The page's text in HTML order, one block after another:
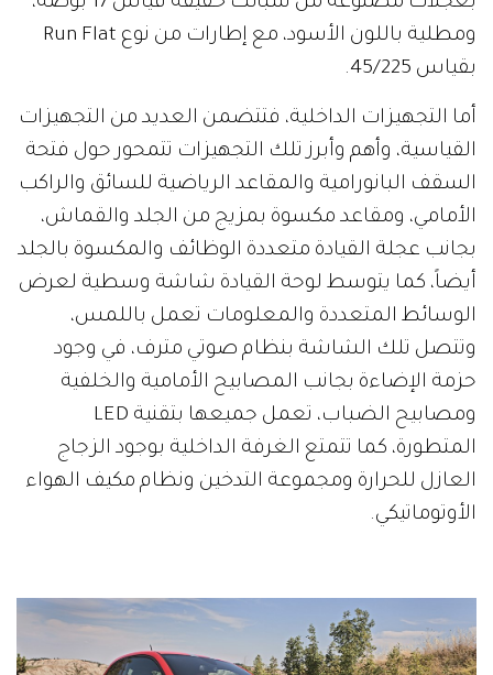
ومطلية باللون الأسود، مع إطارات من نوع Run Flat
بقياس 45/225.
أما التجهيزات الداخلية، فتتضمن العديد من التجهيزات
القياسية، وأهم وأبرز تلك التجهيزات تتمحور حول فتحة
السقف البانورامية والمقاعد الرياضية للسائق والراكب
الأمامي، ومقاعد مكسوة بمزيج من الجلد والقماش،
بجانب عجلة القيادة متعددة الوظائف والمكسوة بالجلد
أيضاً، كما يتوسط لوحة القيادة شاشة وسطية لعرض
الوسائط المتعددة والمعلومات تعمل باللمس،
وتتصل تلك الشاشة بنظام صوتي مترف، في وجود
حزمة الإضاءة بجانب المصابيح الأمامية والخلفية
ومصابيح الضباب، تعمل جميعها بتقنية LED
المتطورة، كما تتمتع الغرفة الداخلية بوجود الزجاج
العازل للحرارة ومجموعة التدخين ونظام مكيف الهواء
الأوتوماتيكي.